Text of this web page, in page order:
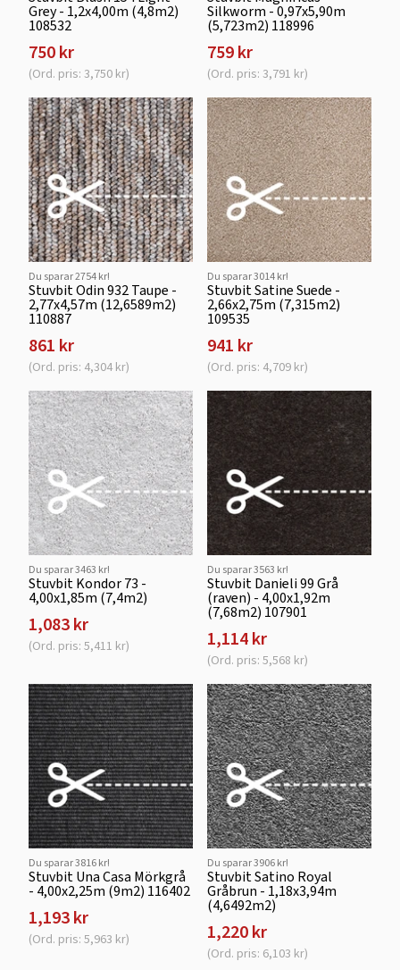
Grey - 1,2x4,00m (4,8m2)
108532
750 kr
(Ord. pris: 3,750 kr)
Silkworm - 0,97x5,90m
(5,723m2) 118996
759 kr
(Ord. pris: 3,791 kr)
Du sparar 2754 kr!
Stuvbit Odin 932 Taupe -
2,77x4,57m (12,6589m2)
110887
861 kr
(Ord. pris: 4,304 kr)
Du sparar 3014 kr!
Stuvbit Satine Suede -
2,66x2,75m (7,315m2)
109535
941 kr
(Ord. pris: 4,709 kr)
Du sparar 3463 kr!
Stuvbit Kondor 73 -
4,00x1,85m (7,4m2)
1,083 kr
(Ord. pris: 5,411 kr)
Du sparar 3563 kr!
Stuvbit Danieli 99 Grå
(raven) - 4,00x1,92m
(7,68m2) 107901
1,114 kr
(Ord. pris: 5,568 kr)
Du sparar 3816 kr!
Stuvbit Una Casa Mörkgrå
- 4,00x2,25m (9m2) 116402
1,193 kr
(Ord. pris: 5,963 kr)
Du sparar 3906 kr!
Stuvbit Satino Royal
Gråbrun - 1,18x3,94m
(4,6492m2)
1,220 kr
(Ord. pris: 6,103 kr)